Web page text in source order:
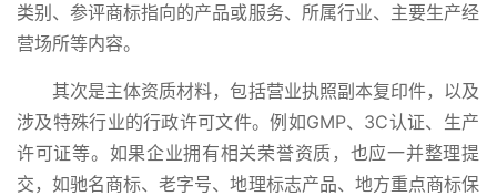
类别、参评商标指向的产品或服务、所属行业、主要生产经
营场所等内容。
其次是主体资质材料，包括营业执照副本复印件，以及
涉及特殊行业的行政许可文件。例如GMP、3C认证、生产
许可证等。如果企业拥有相关荣誉资质，也应一并整理提
交，如驰名商标、老字号、地理标志产品、地方重点商标保